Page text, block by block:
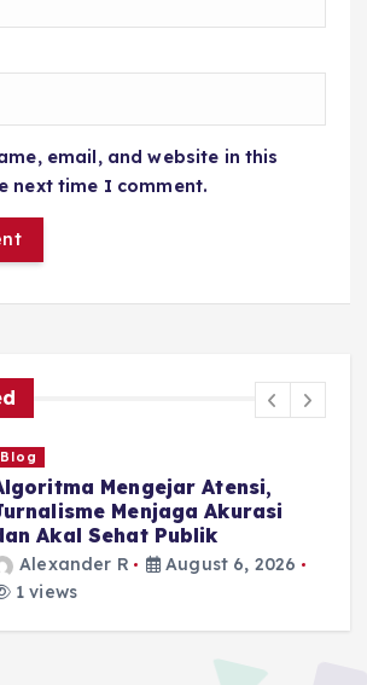
email, and website in this
next time I comment.
Blog
Mengejar Atensi,
Menjaga Akurasi
Akal Sehat Publik
Alexander R
August 6, 2026
1 views